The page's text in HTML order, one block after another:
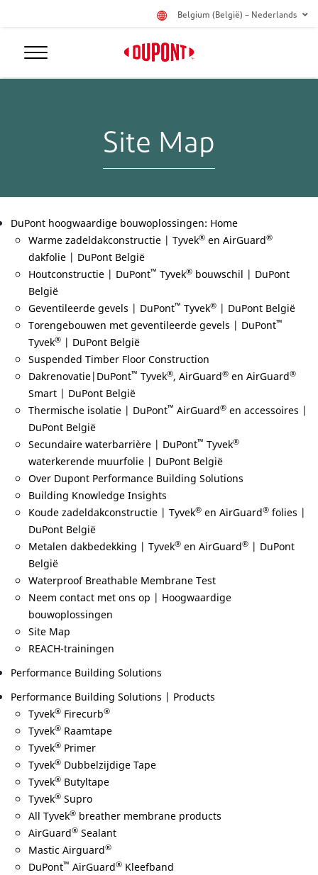
Belgium (België) – Nederlands
Site Map
DuPont hoogwaardige bouwoplossingen: Home
Warme zadeldakconstructie | Tyvek® en AirGuard®
dakfolie | DuPont België
Houtconstructie | DuPont™ Tyvek® bouwschil | DuPont
België
Geventileerde gevels | DuPont™ Tyvek® | DuPont België
Torengebouwen met geventileerde gevels | DuPont™
Tyvek® | DuPont België
Suspended Timber Floor Construction
Dakrenovatie|DuPont™ Tyvek®, AirGuard® en AirGuard®
Smart | DuPont België
Thermische isolatie | DuPont™ AirGuard® en accessoires |
DuPont België
Secundaire waterbarrière | DuPont™ Tyvek®
waterkerende muurfolie | DuPont België
Over Dupont Performance Building Solutions
Building Knowledge Insights
Koude zadeldakconstructie | Tyvek® en AirGuard® folies |
DuPont België
Metalen dakbedekking | Tyvek® en AirGuard® | DuPont
België
Waterproof Breathable Membrane Test
Neem contact met ons op | Hoogwaardige
bouwoplossingen
Site Map
REACH-trainingen
Performance Building Solutions
Performance Building Solutions | Products
Tyvek® Firecurb®
Tyvek® Raamtape
Tyvek® Primer
Tyvek® Dubbelzijdige Tape
Tyvek® Butyltape
Tyvek® Supro
All Tyvek® breather membrane products
AirGuard® Sealant
Mastic Airguard®
DuPont™ AirGuard® Kleefband